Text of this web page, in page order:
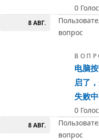
0
8 АВГ.
вопрос
电脑
启了
失败
0
8 АВГ.
вопрос